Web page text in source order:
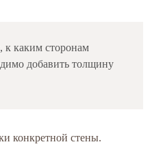
к каким сторонам
добавить толщину
конкретной стены.